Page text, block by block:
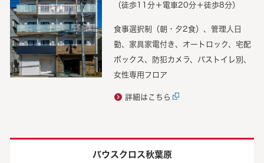
（徒歩11分＋電車20分＋徒歩8分）
食事選択制（朝・夕2食）、管理人日
勤、家具家電付き、オートロック、宅配
ボックス、防犯カメラ、バストイレ別、
女性専用フロア
詳細はこちら
バウスクロス秋葉原